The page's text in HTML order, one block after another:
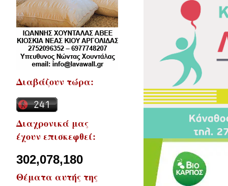
Διαβάζουν τώρα:
Διαχρονικά μας
έχουν επισκεφθεί:
302,078,180
Θέματα αυτής της